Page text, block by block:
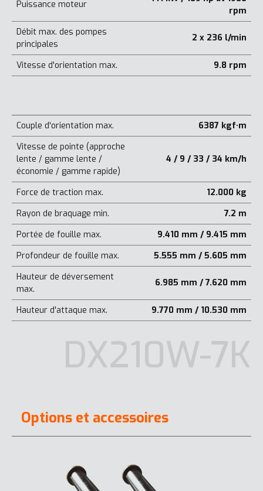
Puissance moteur
rpm
Débit max. des pompes
principales
2 x 236 l/min
Vitesse d'orientation max. 9.8 rpm
Couple d'orientation max.
6387 kgf·m
Vitesse de pointe (approche
lente / gamme lente /
économie / gamme rapide)
4 / 9 / 33 / 34 km/h
Force de traction max.
12.000 kg
Rayon de braquage min.
7.2 m
Portée de fouille max.
9.410 mm / 9.415 mm
Profondeur de fouille max.
5.555 mm / 5.605 mm
Hauteur de déversement
max.
6.985 mm / 7.620 mm
Hauteur d'attaque max. 9.770 mm / 10.530 mm
DX210W-7K
Options et accessoires